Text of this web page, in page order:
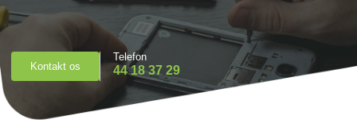
Kontakt os
Telefon
44 18 37 29